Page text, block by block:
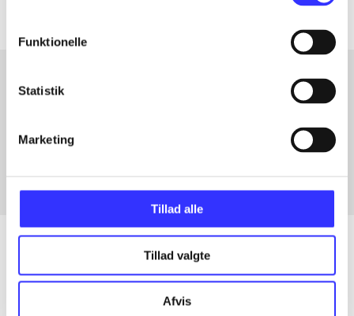
Funktionelle
Statistik
Marketing
Tillad alle
Tillad valgte
Afvis
Fra